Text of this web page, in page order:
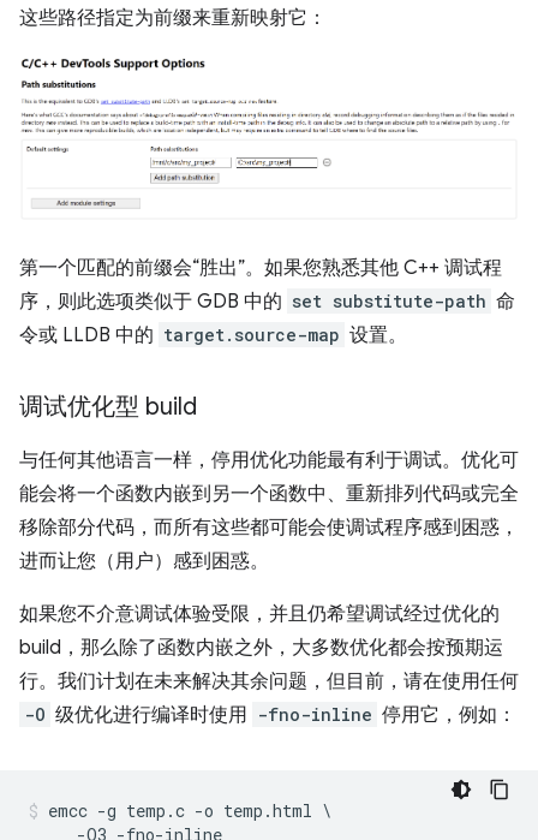
这些路径指定为前缀来重新映射它：
第一个匹配的前缀会“胜出”。如果您熟悉其他 C++ 调试程
序，则此选项类似于 GDB 中的 set substitute-path 命
令或 LLDB 中的 target.source-map 设置。
调试优化型 build
与任何其他语言一样，停用优化功能最有利于调试。优化可
能会将一个函数内嵌到另一个函数中、重新排列代码或完全
移除部分代码，而所有这些都可能会使调试程序感到困惑，
进而让您（用户）感到困惑。
如果您不介意调试体验受限，并且仍希望调试经过优化的
build，那么除了函数内嵌之外，大多数优化都会按预期运
行。我们计划在未来解决其余问题，但目前，请在使用任何
-O 级优化进行编译时使用 -fno-inline 停用它，例如：
emcc -g temp.c -o temp.html \